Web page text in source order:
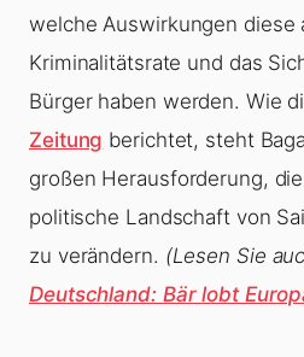
welche Auswirkungen diese
Kriminalitätsrate und das
Bürger haben werden. Wie
Zeitung berichtet, steht
großen Herausforderung,
politische Landschaft von
zu verändern. (Lesen Sie
Deutschland: Bär lobt